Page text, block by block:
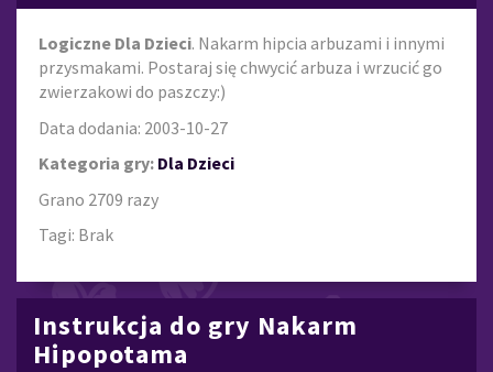
Logiczne Dla Dzieci. Nakarm hipcia arbuzami i innymi
przysmakami. Postaraj się chwycić arbuza i wrzucić go
zwierzakowi do paszczy:)
Data dodania: 2003-10-27
Kategoria gry: Dla Dzieci
Grano 2709 razy
Tagi: Brak
Instrukcja do gry Nakarm
Hipopotama